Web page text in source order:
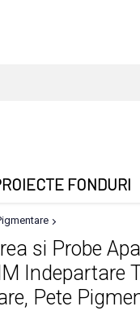
FONDURI
si Probe
Indepartare
Pete